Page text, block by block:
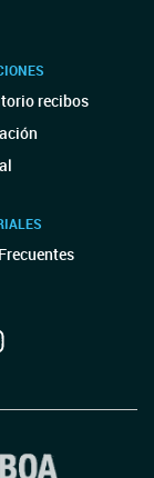
recibos